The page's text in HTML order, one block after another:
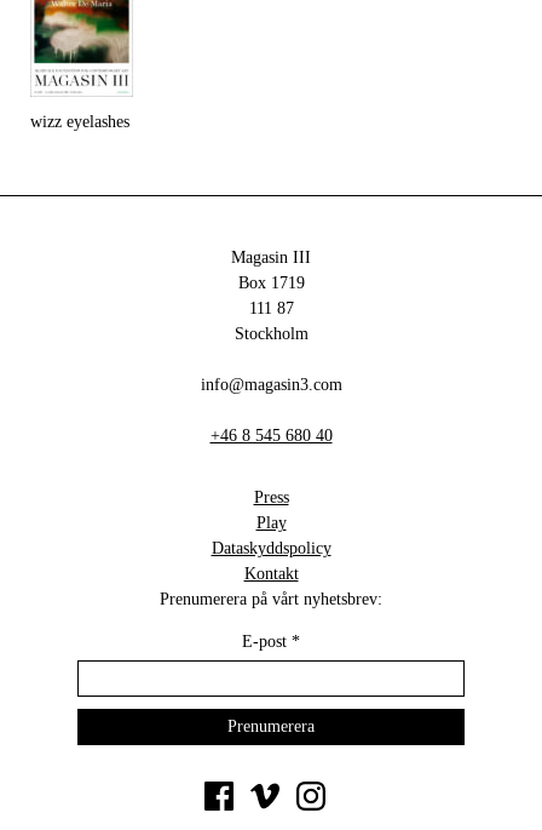
wizz eyelashes
Magasin III
Box 1719
111 87
Stockholm
info@magasin3.com
+46 8 545 680 40
Press
Play
Dataskyddspolicy
Kontakt
Prenumerera på vårt nyhetsbrev:
E-post *